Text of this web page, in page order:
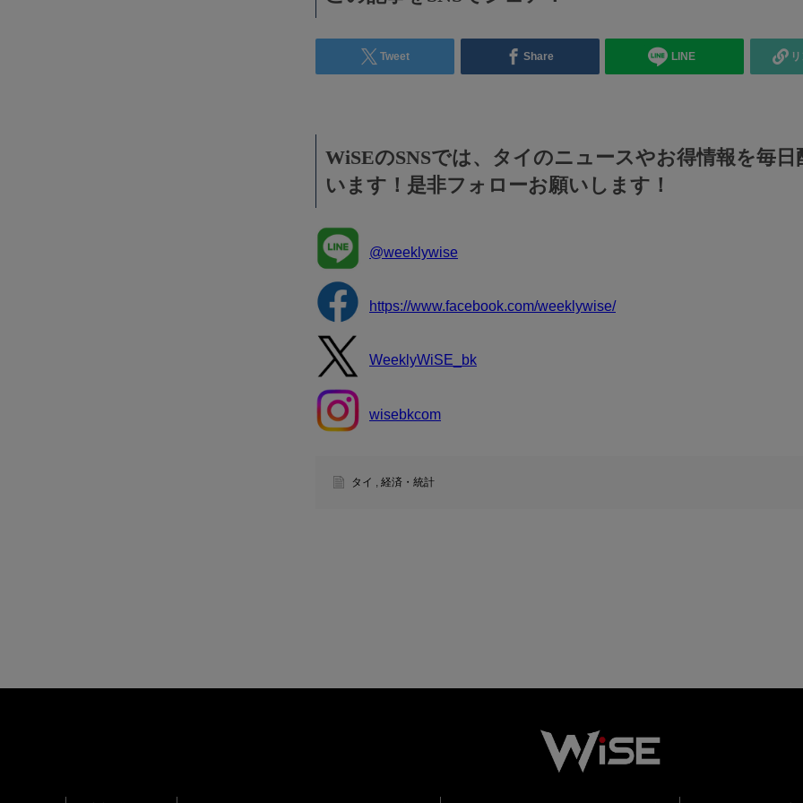
Tweet Share LINE
WiSEのSNSでは、タイのニュースやお得情報を毎日
います！是非フォローお願いします！
@weeklywise
https://www.facebook.com/weeklywise/
WeeklyWiSE_bk
wisebkcom
タイ 経済・統計